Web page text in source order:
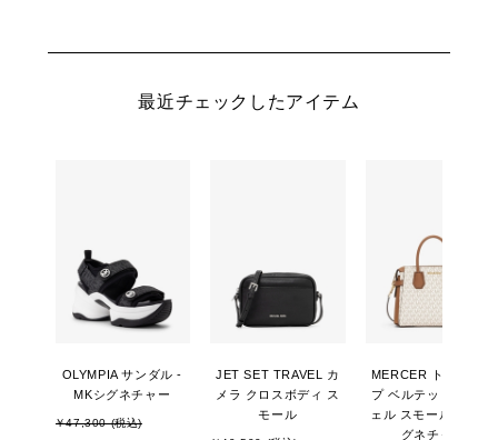
最近チェックしたアイテム
OLYMPIA サンダル -
MKシグネチャー
￥47,300 (税込)
JET SET TRAVEL カ
メラ クロスボディ ス
モール
MERCER トップジッ
プ ベルテッド サッチ
ェル スモール - MKシ
グネチャー